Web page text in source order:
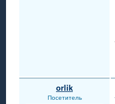
orlik
Посетитель